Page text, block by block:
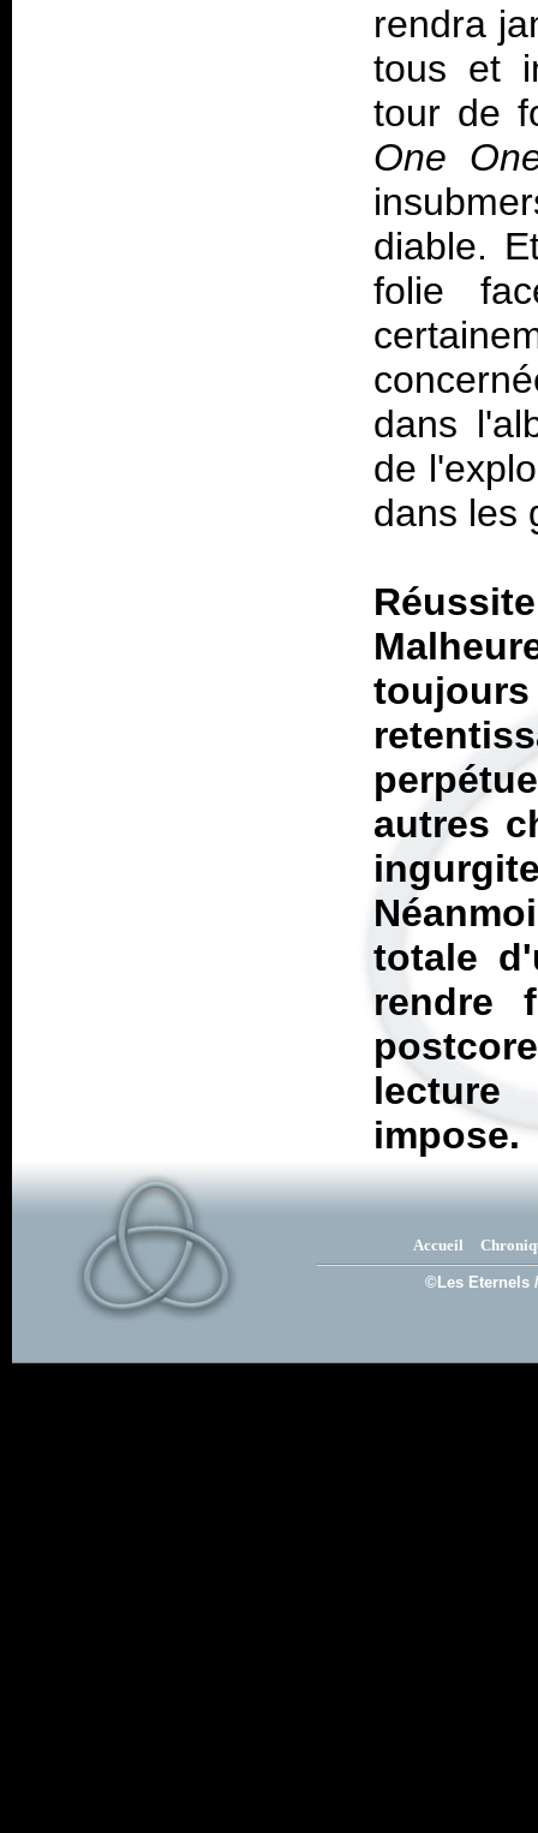
rendra
tous et
tour de
One
diable.
folie
dans
de
dans les
autres
totale
rendre
impose.
Accueil
©Les Eternels